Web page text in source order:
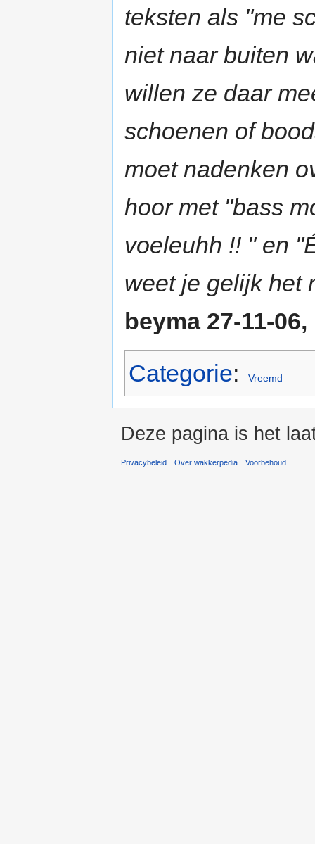
teksten als "me
niet naar buiten
willen ze daar
schoenen of
moet nadenken
hoor met "bass
voeleuhh !! " en
weet je gelijk het
beyma 27-11-06,
Categorie: Vreemd
Deze pagina is het
Privacybeleid Over wakkerpedia Voorbehoud